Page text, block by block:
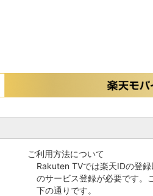
ご利用方法について
Rakuten TVでは楽天IDの登
のサービス登録が必要です。
下の通りです。